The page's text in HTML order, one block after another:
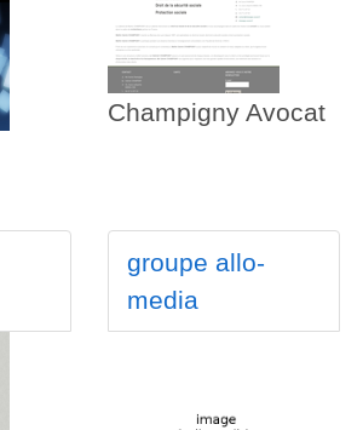
Champigny Avocat
groupe allo-
media